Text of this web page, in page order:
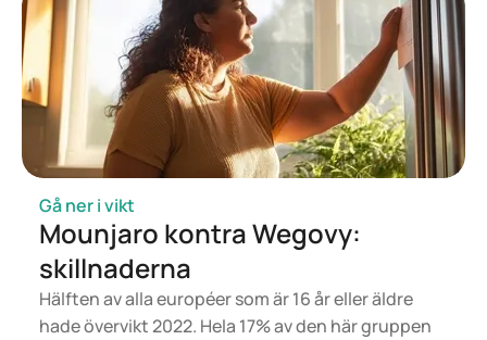
(thelondonobesityclinic.com)
Ozempic injectie pen: Gebruik, Bijwerkingen,
Waarschuwingen – Drugs.com
Hoe Ozempic vs. Wegovy (Semaglutide) te gebruiken voor
gewichtsverlies – Dr. Richard Lipman MD
Gå ner i vikt
Mounjaro kontra Wegovy:
skillnaderna
Hälften av alla européer som är 16 år eller äldre
hade övervikt 2022. Hela 17% av den här gruppen